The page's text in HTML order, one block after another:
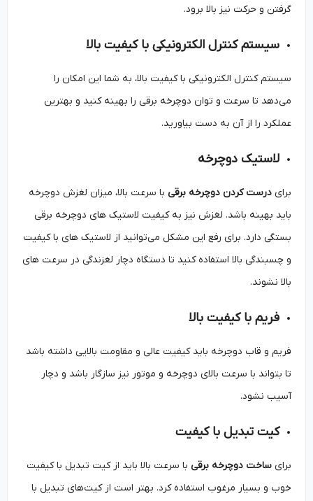
گرفتن و حرکت نیز بالا برود.
سیستم کنترل الکترونیکی با کیفیت بالا
سیستم کنترل الکترونیکی با کیفیت بالا، به شما این امکان را
می‌دهد تا سرعت و توان دوچرخه برقی را بهینه کنید و بهترین
عملکرد را از آن به دست بیاورید.
لاستیک دوچرخه
درست کردن دوچرخه برقی با سرعت بالا، میزان لغزش دوچرخه
باید بهینه باشد. لغزش نیز به کیفیت لاستیک های دوچرخه برقی
بستگی دارد. برای رفع این مشکل می‌توانید از لاستیک‌ های با کیفیت
و چسبندگی بالا استفاده کنید تا دستگاه دچار لغزندگی در سرعت های
بالا نشوند.
فریم با کیفیت بالا
فریم و قاب دوچرخه باید کیفیت عالی و مقاومت بالایی داشته باشد
تا بتواند با سرعت بالای دوچرخه و موتور نیز سازگار باشد و دچار
آسیب نشود.
کیت تبدیل با کیفیت
ساخت دوچرخه برقی با سرعت بالا باید از کیت تبدیل با کیفیت
خوب و بسیار مرغوب استفاده کرد. بهتر است از کیت‌های تبدیل با